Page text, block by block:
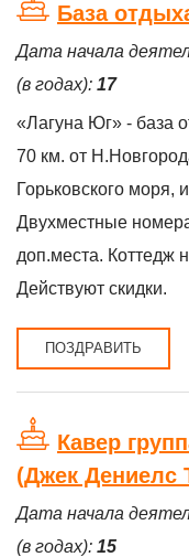
База
Дата начала
(в годах): 17
«Лагуна Юг» - база
70 км. от
Горьковского моря,
Двухместные
доп.места. Коттедж
Действуют скидки.
ПОЗДРАВИТЬ
Кавер
(Джек Дениелс
Дата начала
(в годах): 15